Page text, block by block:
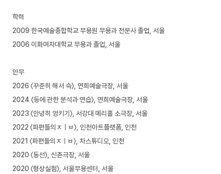
학력
2009 한국예술종합학교 무용원 무용과 전문사 졸업, 서울
2006 이화여자대학교 무용과 졸업, 서울
안무
2026 〈꾸준히 해서 슥〉, 연희예술극장, 서울
2024 〈등에 관한 분석과 연습〉, 연희예술극장, 서울
2023 〈안녕히 엉키기〉, 서강대 메리홀 소극장, 서울
2022 〈파편들의ㅈㅣㅂ〉, 인천아트플랫폼, 인천
2021 〈파편들의ㅈㅣㅂ〉, 차스튜디오, 인천
2020 〈동선〉, 신촌극장, 서울
2020 〈형상실험〉, 서울무용센터, 서울